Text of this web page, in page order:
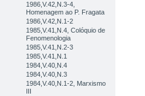
1986,V.42,N.3-4,
Homenagem ao P. Fragata
1986,V.42,N.1-2
1985,V.41,N.4, Colóquio de
Fenomenologia
1985,V.41,N.2-3
1985,V.41,N.1
1984,V.40,N.4
1984,V.40,N.3
1984,V.40,N.1-2, Marxismo
III